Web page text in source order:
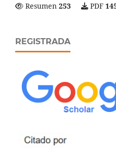
Resumen 253 PDF
REGISTRADA